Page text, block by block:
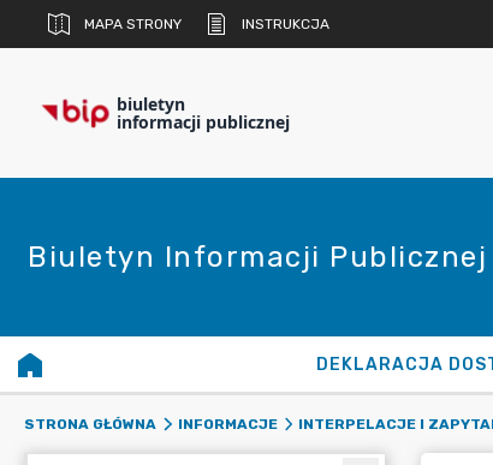
MAPA STRONY INSTRUKCJA
biuletyn
informacji publicznej
Biuletyn Informacji Publicznej
DEKLARACJA
STRONA GŁÓWNA INFORMACJE INTERPELACJE I